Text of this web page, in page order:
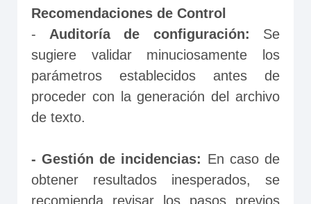
Recomendaciones de Control
- Auditoría de configuración: Se
sugiere validar minuciosamente los
parámetros establecidos antes de
proceder con la generación del archivo
de texto.
- Gestión de incidencias: En caso de
obtener resultados inesperados, se
recomienda revisar los pasos previos